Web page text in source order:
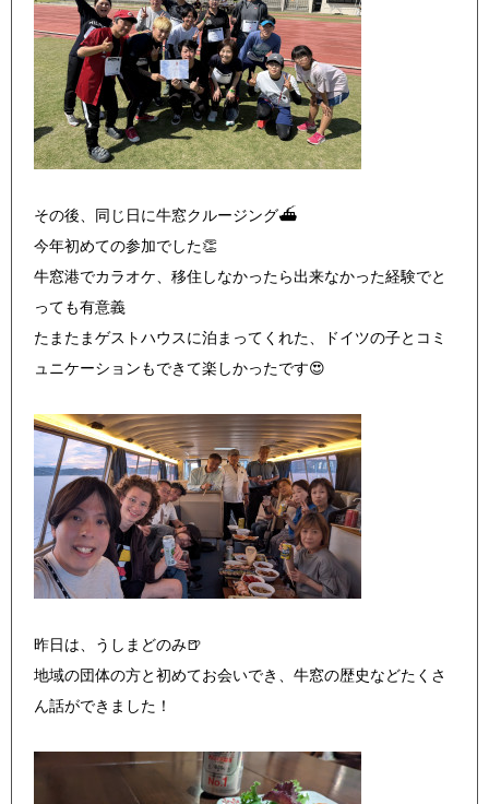
その後、同じ日に牛窓クルージング⛴
今年初めての参加でした👏
牛窓港でカラオケ、移住しなかったら出来なかった経験でと
っても有意義
たまたまゲストハウスに泊まってくれた、ドイツの子とコミ
ュニケーションもできて楽しかったです😍
昨日は、うしまどのみ🍺
地域の団体の方と初めてお会いでき、牛窓の歴史などたくさ
ん話ができました！